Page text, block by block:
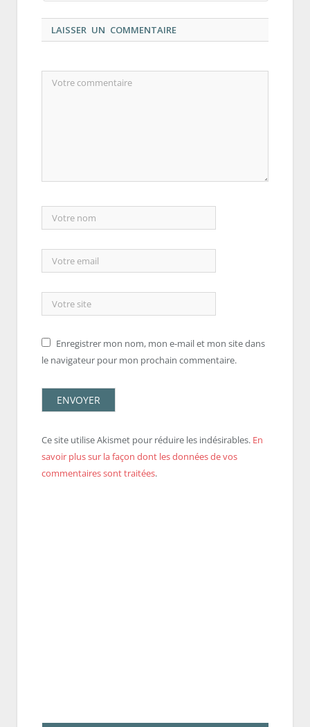
LAISSER UN COMMENTAIRE
Enregistrer mon nom, mon e-mail et mon site dans
le navigateur pour mon prochain commentaire.
Ce site utilise Akismet pour réduire les indésirables. En
savoir plus sur la façon dont les données de vos
commentaires sont traitées.